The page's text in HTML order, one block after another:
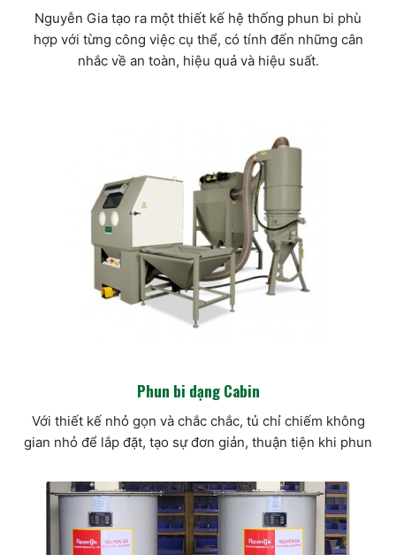
Nguyễn Gia tạo ra một thiết kế hệ thống phun bi phù
hợp với từng công việc cụ thể, có tính đến những cân
nhắc về an toàn, hiệu quả và hiệu suất.
Phun bi dạng Cabin
Với thiết kế nhỏ gọn và chắc chắc, tủ chỉ chiếm không
gian nhỏ để lắp đặt, tạo sự đơn giản, thuận tiện khi phun